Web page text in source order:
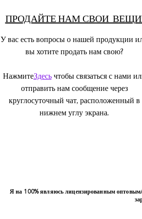
ПРОДАЙТЕ НАМ СВОИ
У вас есть вопросы о нашей продукции
вы хотите продать нам свою?
НажмитеЗдесьчтобы связаться с нами
отправить нам сообщение через
круглосуточный чат, расположенный в
нижнем углу экрана.
Я на 100% являюсь лицензированным оптовым/